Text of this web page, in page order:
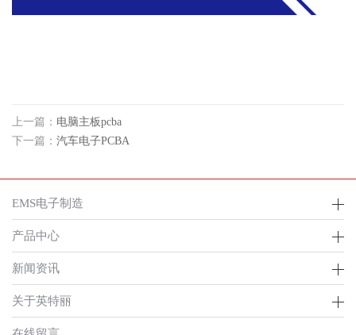
上一篇： 电脑主板pcba
下一篇： 汽车电子PCBA
EMS电子制造
产品中心
新闻资讯
关于英特丽